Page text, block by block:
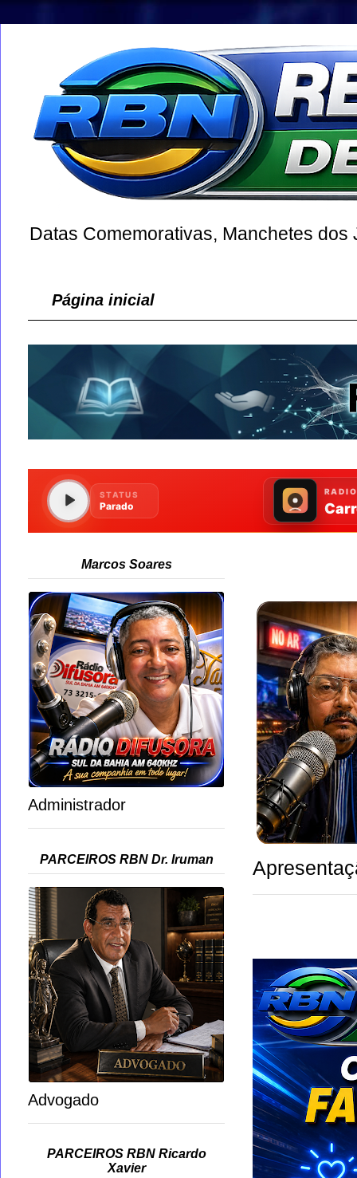
Datas Comemorativas, Manchetes
Página inicial
Marcos Soares
Administrador
PARCEIROS RBN Dr. Iruman
Advogado
PARCEIROS RBN Ricardo
Xavier